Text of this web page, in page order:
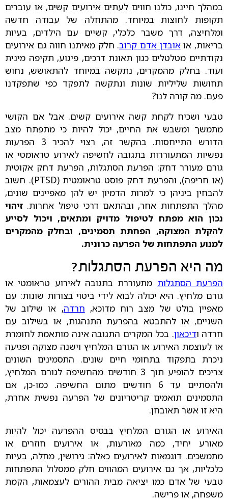
במהלך חיינו, כולנו חווים לעתים אירועים קשים, או עוברים
תקופות לחוצות במיוחד. מהתחלה של עבודה חדשה
ומלחיצה, דרך משבר כלכלי, קשיים עם הילדים, בעיות
בריאות, אואובדן אדם קרוב. חלק מאיתנו חווה גם אירועים
נקודתיים מטלטלים כגון תאונת דרכים, פיגוע, תקיפה מינית
ועוד. בחלק מהמקרים, נתקשה במיוחד להתאושש, נחוש
תחושות שליליות שונות ונתקשה לתפקד כפי שתפקדנו
פעם. מה קורה לנו?
טבעי ושכיח לקחת קשה אירועים קשים. אבל אם הקושי
מתמשך ומשבש את החיים, יכול להיות כי מתפתח מצב
הדורש התייחסות. בהקשר זה, רצוי להכיר 3 הפרעות
נפשיות המתעוררות בתגובה לחשיפה לאירוע טראומטי או
גורם מעורר דחק: הפרעת הסתגלות, הפרעת דחק אקוטית
(או חריפה), והפרעת דחק פוסט טראומטית (PTSD). חשוב
להבחין ביניהן כי למרות הדמיון יש להן מאפיינים שונים,
מהלך התפתחות אחר, ובהתאם דרכי טיפול אחרות. זיהוי
נכון הוא מפתח לטיפול מדויק ומתאים, ויכול לסייע
להקלת המצוקה, הפחתת תסמינים, ובחלק מהמקרים
למנוע התפתחות של הפרעה כרונית.
מה היא הפרעת הסתגלות?
הפרעת הסתגלות מתעוררת בתגובה לאירוע טראומטי או
גורם מלחיץ. היא יכולה לבוא לידי ביטוי בצורות שונות: עם
מאפיין בולט של מצב רוח מדוכא, חרדה, או שילוב של
השניים, או להתבטא בהפרעת התנהגות, או בשילוב עם
חרדה ודיכאון. בכל המקרים התגובה אינה מותאמת לחומרת
או לעוצמת האירוע או הגורם המלחיץ וישנה מצוקה ופגיעה
ניכרת בתפקוד בתחומי חיים שונים. התסמינים השונים
צריכים להופיע תוך 3 חודשים מהחשיפה לגורם המלחיץ,
ולהסתיים עד 6 חודשים מתום החשיפה. כמו-כן, אם
התסמינים תואמים קריטריונים של הפרעה נפשית אחרת,
היא זו אשר תאובחן.
האירוע או הגורם המלחיץ בבסיס ההפרעה יכול להיות
מאורע יחיד, כמה מאורעות, או אירועים חוזרים או
מתמשכים. דוגמאות לאירועים כאלה: גירושין, מחלה, בעיות
כלכליות, אך גם אירועים המהווים חלק ממסלול התפתחות
טבעי של אדם כמו יציאה מבית ההורים לעצמאות, הקמת
משפחה, או פרישה.